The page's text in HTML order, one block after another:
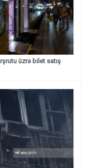
üzrə bilet satış